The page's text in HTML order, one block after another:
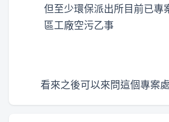
但至少環保派出所目前已專
區工廠空污乙事
看來之後可以來問這個專案處